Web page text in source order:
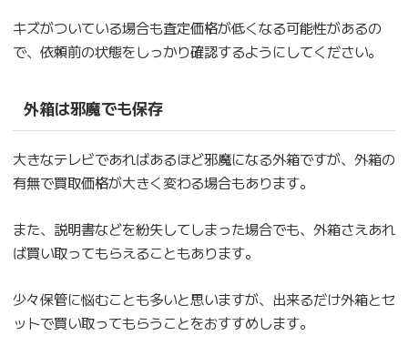
キズがついている場合も査定価格が低くなる可能性があるの
で、依頼前の状態をしっかり確認するようにしてください。
外箱は邪魔でも保存
大きなテレビであればあるほど邪魔になる外箱ですが、外箱の
有無で買取価格が大きく変わる場合もあります。
また、説明書などを紛失してしまった場合でも、外箱さえあれ
ば買い取ってもらえることもあります。
少々保管に悩むことも多いと思いますが、出来るだけ外箱とセ
ットで買い取ってもらうことをおすすめします。